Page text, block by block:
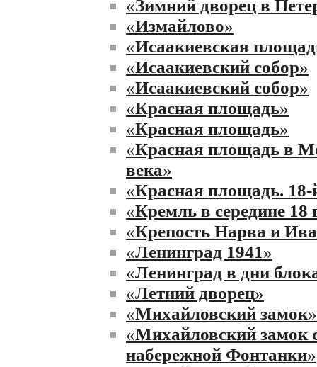
«Зимний дворец в
«Измайлово»
«Исаакиевская
«Исаакиевский собор»
«Исаакиевский собор»
«Красная площадь»
«Красная площадь»
«Красная площадь в
века»
«Красная площадь. 18-
«Кремль в середине 18
«Крепость Нарва и
«Ленинград 1941»
«Ленинград в дни
«Летний дворец»
«Михайловский замок»
«Михайловский замок
набережной Фонтанки»